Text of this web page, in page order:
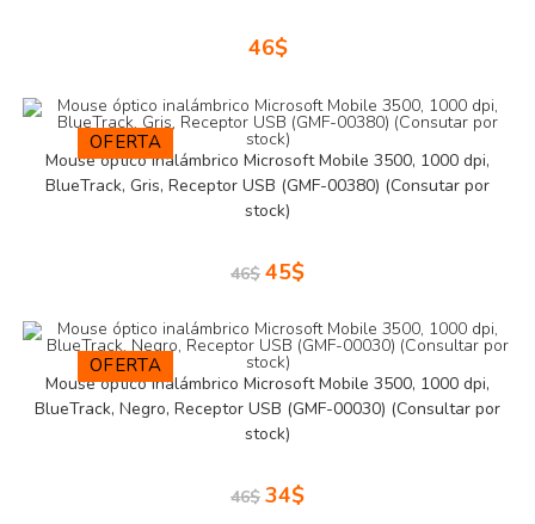
46$
OFERTA
Mouse óptico inalámbrico Microsoft Mobile 3500, 1000 dpi,
BlueTrack, Gris, Receptor USB (GMF-00380) (Consutar por
stock)
46$ 45$
OFERTA
Mouse óptico inalámbrico Microsoft Mobile 3500, 1000 dpi,
BlueTrack, Negro, Receptor USB (GMF-00030) (Consultar por
stock)
46$ 34$